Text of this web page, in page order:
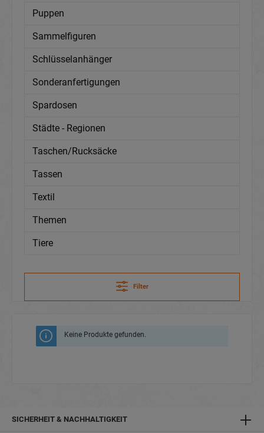
Puppen
Sammelfiguren
Schlüsselanhänger
Sonderanfertigungen
Spardosen
Städte - Regionen
Taschen/Rucksäcke
Tassen
Textil
Themen
Tiere
Filter
Keine Produkte gefunden.
SICHERHEIT & NACHHALTIGKEIT